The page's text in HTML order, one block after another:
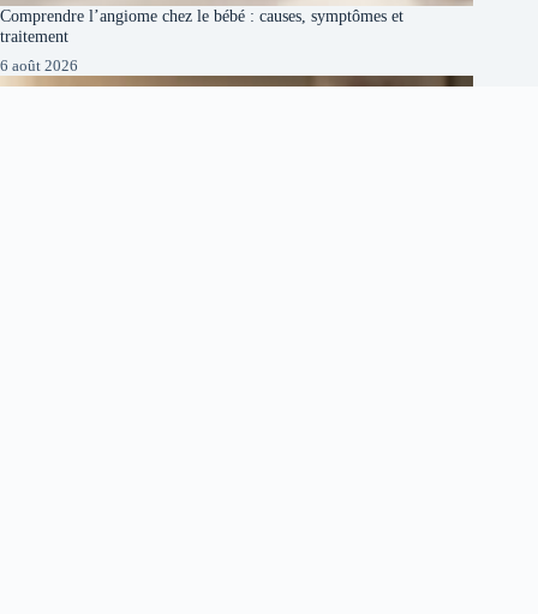
Comprendre l’angiome chez le bébé : causes, symptômes et
traitement
6 août 2026